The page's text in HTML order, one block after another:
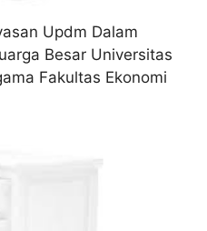
Updm Dalam
Besar Universitas
Fakultas Ekonomi